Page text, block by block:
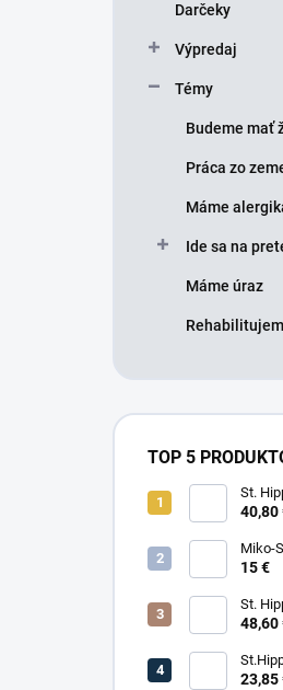
Darčeky
Výpredaj
Témy
Budeme mať
Práca zo
Máme
Ide sa na
Máme úraz
TOP 5
St.
40,80
Miko-
15 €
St.
48,60
23,85